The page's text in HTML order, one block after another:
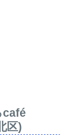
café
区)